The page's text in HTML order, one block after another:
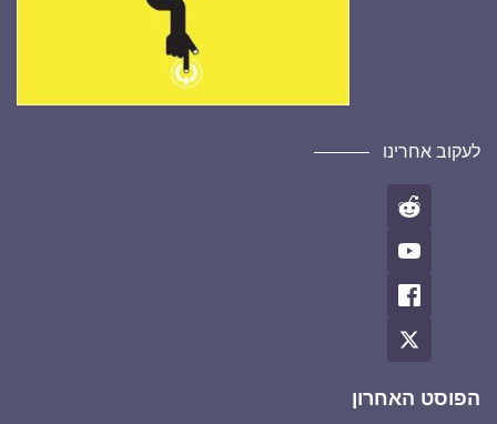
לעקוב אחרינו
הפוסט האחרון